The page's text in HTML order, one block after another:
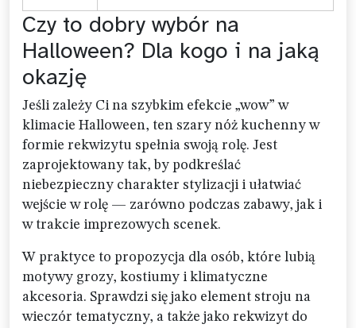
Czy to dobry wybór na
Halloween? Dla kogo i na jaką
okazję
Jeśli zależy Ci na szybkim efekcie „wow” w
klimacie Halloween, ten szary nóż kuchenny w
formie rekwizytu spełnia swoją rolę. Jest
zaprojektowany tak, by podkreślać
niebezpieczny charakter stylizacji i ułatwiać
wejście w rolę — zarówno podczas zabawy, jak i
w trakcie imprezowych scenek.
W praktyce to propozycja dla osób, które lubią
motywy grozy, kostiumy i klimatyczne
akcesoria. Sprawdzi się jako element stroju na
wieczór tematyczny, a także jako rekwizyt do